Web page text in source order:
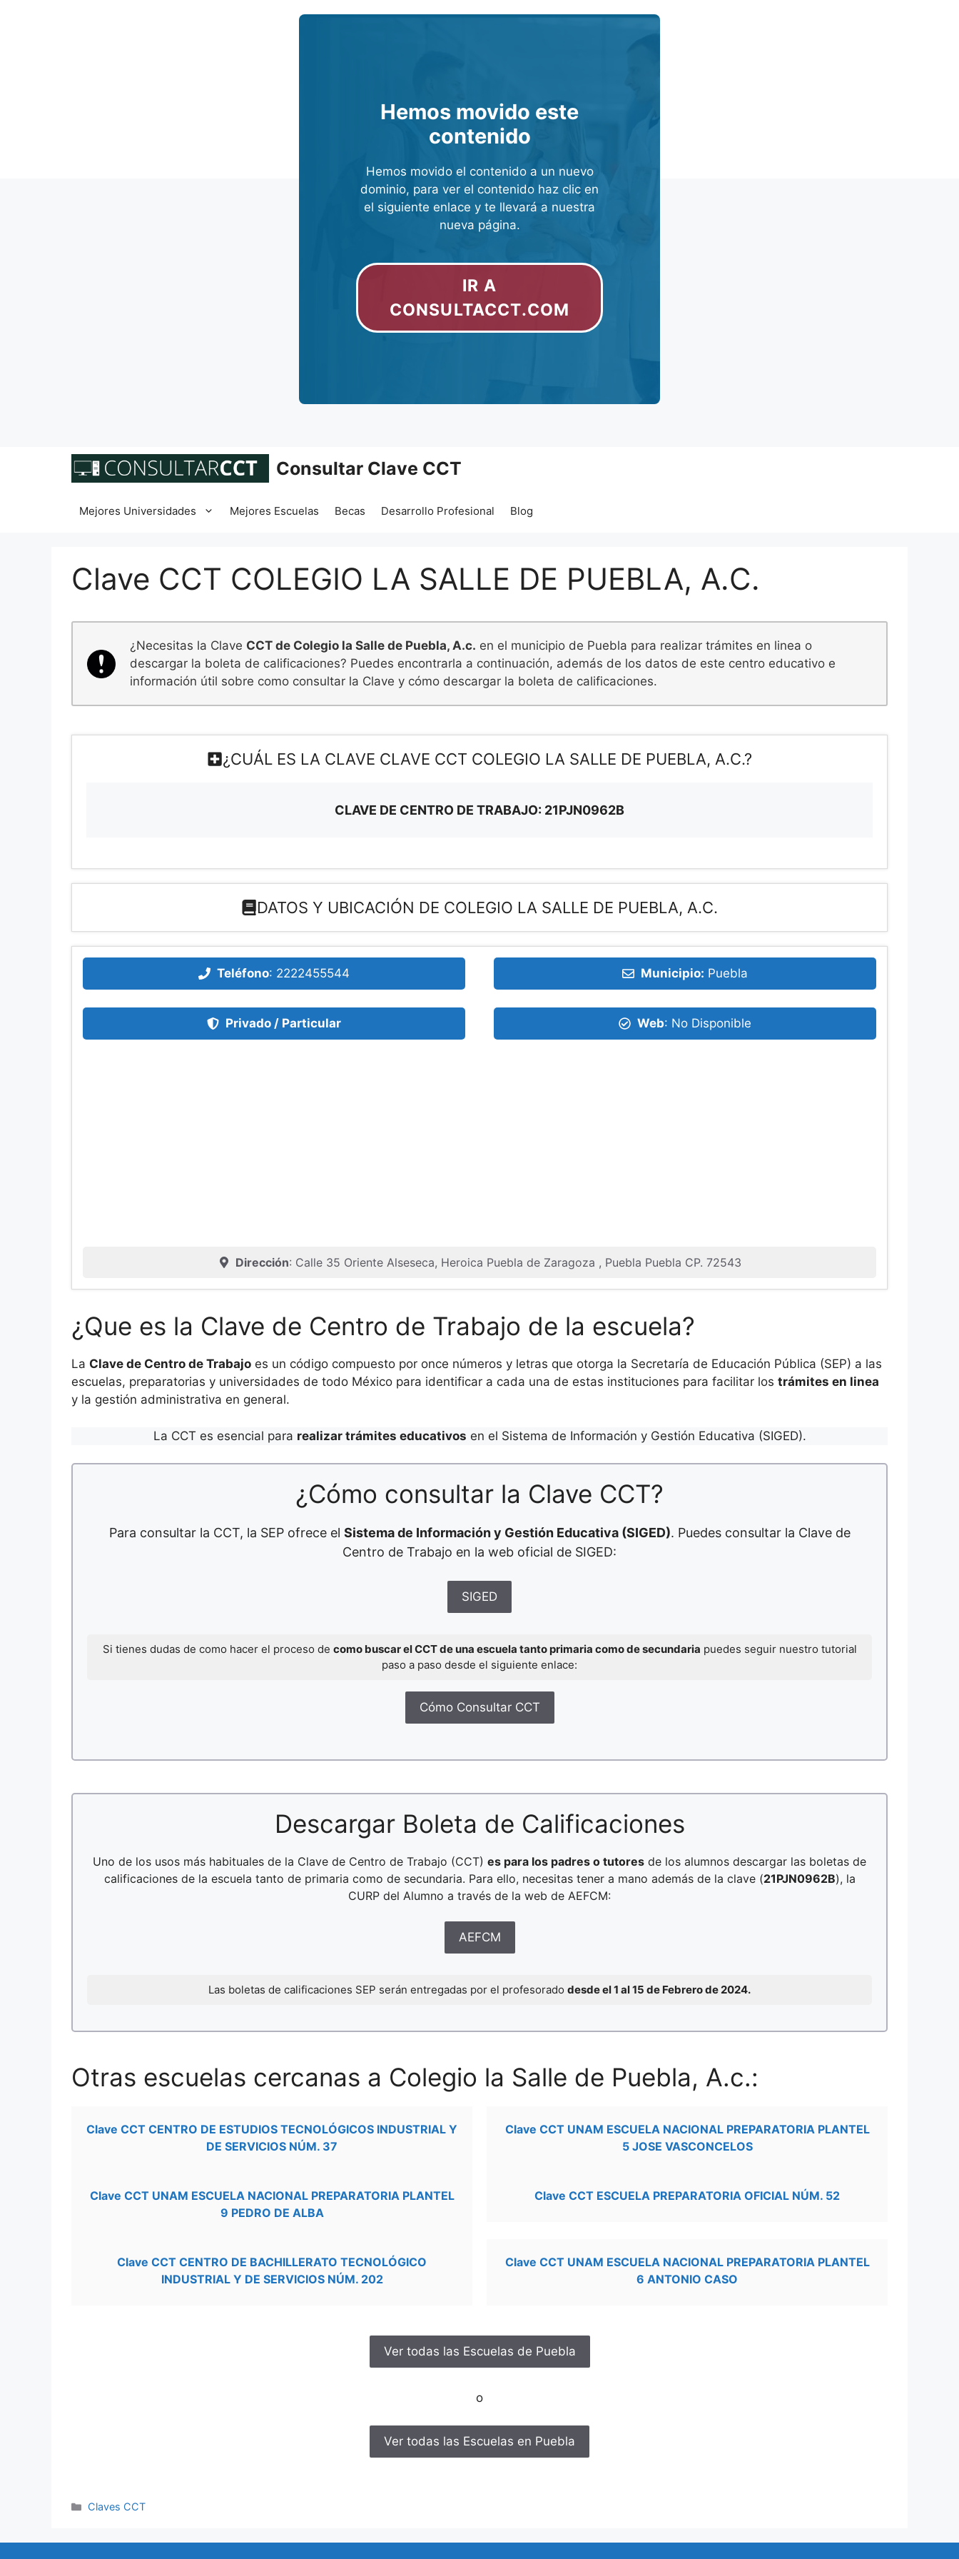
Hemos movido este
contenido
Hemos movido el contenido a un nuevo
dominio, para ver el contenido haz clic en
el siguiente enlace y te llevará a nuestra
nueva página.
IR A
CONSULTACCT.COM
Consultar Clave CCT
Mejores Universidades Mejores Escuelas Becas Desarrollo Profesional Blog
Clave CCT COLEGIO LA SALLE DE PUEBLA, A.C.
¿Necesitas la Clave CCT de Colegio la Salle de Puebla, A.c. en el municipio de Puebla para realizar trámites en linea o
descargar la boleta de calificaciones? Puedes encontrarla a continuación, además de los datos de este centro educativo e
información útil sobre como consultar la Clave y cómo descargar la boleta de calificaciones.
¿CUÁL ES LA CLAVE CLAVE CCT COLEGIO LA SALLE DE PUEBLA, A.C.?
CLAVE DE CENTRO DE TRABAJO: 21PJN0962B
DATOS Y UBICACIÓN DE COLEGIO LA SALLE DE PUEBLA, A.C.
Teléfono: 2222455544 Municipio: Puebla
Privado / Particular Web: No Disponible
Dirección: Calle 35 Oriente Alseseca, Heroica Puebla de Zaragoza , Puebla Puebla CP. 72543
¿Que es la Clave de Centro de Trabajo de la escuela?
La Clave de Centro de Trabajo es un código compuesto por once números y letras que otorga la Secretaría de Educación Pública (SEP) a las
escuelas, preparatorias y universidades de todo México para identificar a cada una de estas instituciones para facilitar los trámites en linea
y la gestión administrativa en general.
La CCT es esencial para realizar trámites educativos en el Sistema de Información y Gestión Educativa (SIGED).
¿Cómo consultar la Clave CCT?
Para consultar la CCT, la SEP ofrece el Sistema de Información y Gestión Educativa (SIGED). Puedes consultar la Clave de
Centro de Trabajo en la web oficial de SIGED:
SIGED
Si tienes dudas de como hacer el proceso de como buscar el CCT de una escuela tanto primaria como de secundaria puedes seguir nuestro tutorial
paso a paso desde el siguiente enlace:
Cómo Consultar CCT
Descargar Boleta de Calificaciones
Uno de los usos más habituales de la Clave de Centro de Trabajo (CCT) es para los padres o tutores de los alumnos descargar las boletas de
calificaciones de la escuela tanto de primaria como de secundaria. Para ello, necesitas tener a mano además de la clave (21PJN0962B), la
CURP del Alumno a través de la web de AEFCM:
AEFCM
Las boletas de calificaciones SEP serán entregadas por el profesorado desde el 1 al 15 de Febrero de 2024.
Otras escuelas cercanas a Colegio la Salle de Puebla, A.c.:
Clave CCT CENTRO DE ESTUDIOS TECNOLÓGICOS INDUSTRIAL Y
DE SERVICIOS NÚM. 37
Clave CCT UNAM ESCUELA NACIONAL PREPARATORIA PLANTEL
5 JOSE VASCONCELOS
Clave CCT UNAM ESCUELA NACIONAL PREPARATORIA PLANTEL
9 PEDRO DE ALBA
Clave CCT ESCUELA PREPARATORIA OFICIAL NÚM. 52
Clave CCT CENTRO DE BACHILLERATO TECNOLÓGICO
INDUSTRIAL Y DE SERVICIOS NÚM. 202
Clave CCT UNAM ESCUELA NACIONAL PREPARATORIA PLANTEL
6 ANTONIO CASO
Ver todas las Escuelas de Puebla
o
Ver todas las Escuelas en Puebla
Categorías
Claves CCT